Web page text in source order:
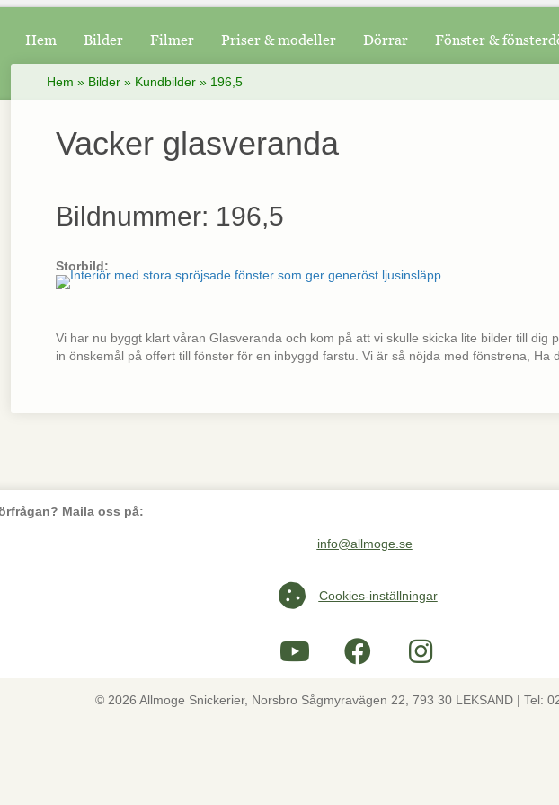
Hem Bilder Filmer Priser & modeller Dörrar Fönster &
Hem » Bilder» Kundbilder» 196,5
Vacker glasveranda
Bildnummer: 196,5
Storbild:
Vi har nu byggt klart våran Glasveranda och kom på att vi skulle skicka lite bilder till
in önskemål på offert till fönster för en inbyggd farstu. Vi är så nöjda med fönstrena, Ha
Maila oss på:
Maila oss på info@allmoge.se
info@allmoge.se
Cookies-inställningar
Cookies-inställningar
© 2026 Allmoge Snickerier, Norsbro Sågmyravägen 22, 793 30 LEKSAND | Tel: